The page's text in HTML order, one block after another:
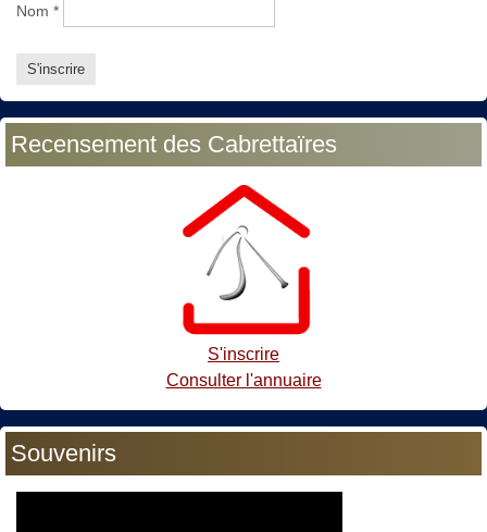
Nom *
Recensement des Cabrettaïres
S'inscrire
Consulter l'annuaire
Souvenirs